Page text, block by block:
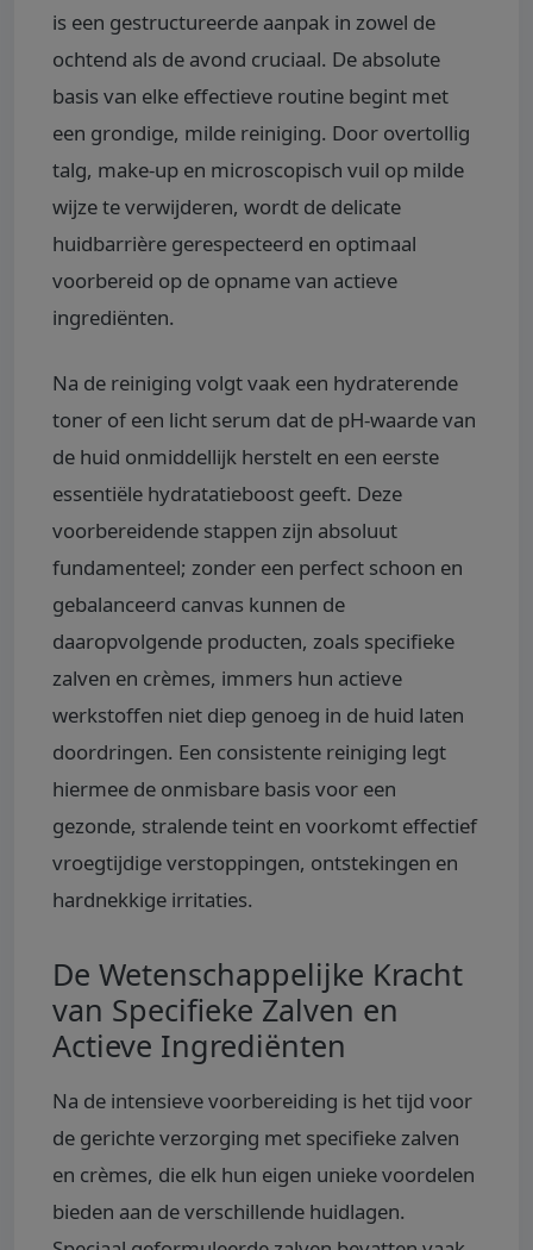
is een gestructureerde aanpak in zowel de
ochtend als de avond cruciaal. De absolute
basis van elke effectieve routine begint met
een grondige, milde reiniging. Door overtollig
talg, make-up en microscopisch vuil op milde
wijze te verwijderen, wordt de delicate
huidbarrière gerespecteerd en optimaal
voorbereid op de opname van actieve
ingrediënten.
Na de reiniging volgt vaak een hydraterende
toner of een licht serum dat de pH-waarde van
de huid onmiddellijk herstelt en een eerste
essentiële hydratatieboost geeft. Deze
voorbereidende stappen zijn absoluut
fundamenteel; zonder een perfect schoon en
gebalanceerd canvas kunnen de
daaropvolgende producten, zoals specifieke
zalven en crèmes, immers hun actieve
werkstoffen niet diep genoeg in de huid laten
doordringen. Een consistente reiniging legt
hiermee de onmisbare basis voor een
gezonde, stralende teint en voorkomt effectief
vroegtijdige verstoppingen, ontstekingen en
hardnekkige irritaties.
De Wetenschappelijke Kracht
van Specifieke Zalven en
Actieve Ingrediënten
Na de intensieve voorbereiding is het tijd voor
de gerichte verzorging met specifieke zalven
en crèmes, die elk hun eigen unieke voordelen
bieden aan de verschillende huidlagen.